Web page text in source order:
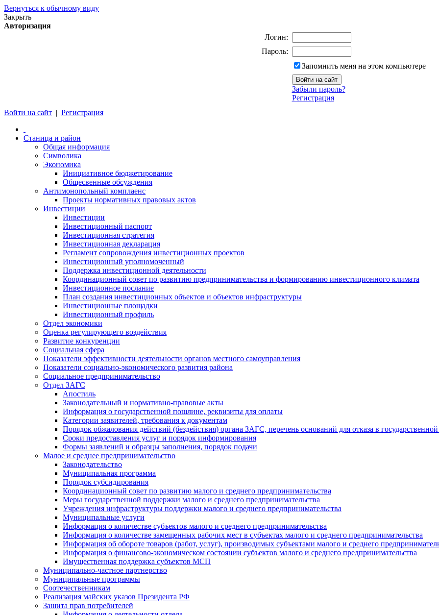
Вернуться к обычному виду
Закрыть
Авторизация
Логин:
Пароль:
Запомнить меня на этом компьютере
Забыли пароль?
Регистрация
Войти на сайт | Регистрация
Станица и район
Общая информация
Символика
Экономика
Инициативное бюджетирование
Общесвенные обсуждения
Антимонопольный комплаенс
Проекты нормативных правовых актов
Инвестиции
Инвестиции
Инвестиционный паспорт
Инвестиционная стратегия
Инвестиционная декларация
Регламент сопровождения инвестиционных проектов
Инвестиционный уполномоченный
Поддержка инвестиционной деятельности
Координационный совет по развитию предпринимательства и формированию инвестиционного климата
Инвестиционное послание
План создания инвестиционных объектов и объектов инфраструктуры
Инвестиционные площадки
Инвестиционный профиль
Отдел экономики
Оценка регулирующего воздействия
Развитие конкуренции
Социальная сфера
Показатели эффективности деятельности органов местного самоуправления
Показатели социально-экономического развития района
Социальное предпринимательство
Отдел ЗАГС
Апостиль
Законодательный и нормативно-правовые акты
Информация о государственной пошлине, реквизиты для оплаты
Категории заявителей, требования к документам
Порядок обжалования действий (бездействия) органа ЗАГС, перечень оснований для отказа в
Сроки предоставления услуг и порядок информирования
Формы заявлений и образцы заполнения, порядок подачи
Малое и среднее предпринимательство
Законодательство
Муниципальная программа
Порядок субсидирования
Координационный совет по развитию малого и среднего предпринимательства
Меры государственной поддержки малого и среднего предпринимательства
Учреждения инфраструктуры поддержки малого и среднего предпринимательства
Муниципальные услуги
Информация о количестве субъектов малого и среднего предпринимательства
Информация о количестве замещенных рабочих мест в субъектах малого и среднего предпринимательства
Информация об обороте товаров (работ, услуг), производимых субъектами малого и среднего
Информация о финансово-экономическом состоянии субъектов малого и среднего предпринимательства
Имущественная поддержка субъектов МСП
Муниципально-частное партнерство
Муниципальные программы
Соотечественникам
Реализация майских указов Президента РФ
Защита прав потребителей